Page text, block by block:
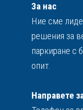
За нас
Ние сме
решения за
паркиране с
опит.
Направете